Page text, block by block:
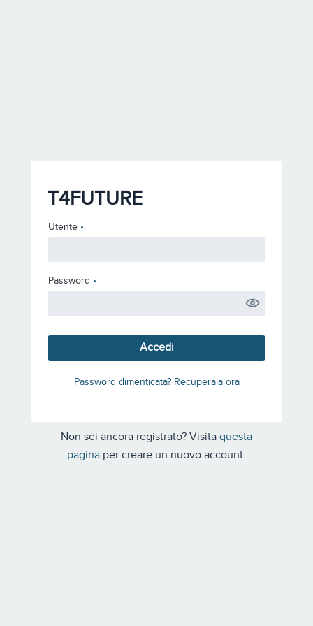
Accedi
Non sei ancora registrato? Visita questa
pagina per creare un nuovo account.